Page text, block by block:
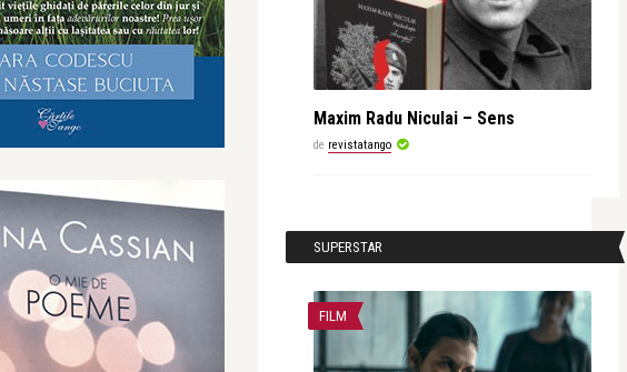
Maxim Radu Niculai – Sens
de revistatango
SUPERSTAR
FILM